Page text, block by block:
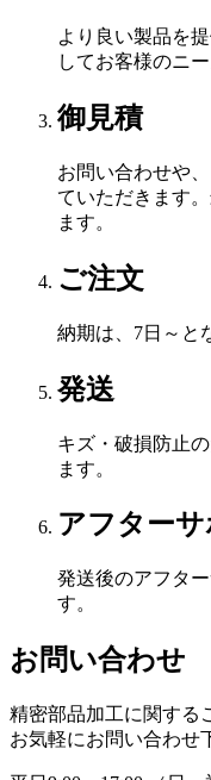
より良い製品を
してお客様のニ
御見積
お問い合わせや
ていただきます
ます。
ご注文
納期は、7日～と
発送
キズ・破損防止
ます。
アフターサ
発送後のアフタ
す。
お問い合わせ
精密部品加工に関する
お気軽にお問い合わせ